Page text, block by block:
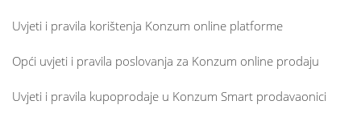
Uvjeti i pravila korištenja Konzum online platforme
Opći uvjeti i pravila poslovanja za Konzum online prodaju
Uvjeti i pravila kupoprodaje u Konzum Smart prodavaonici